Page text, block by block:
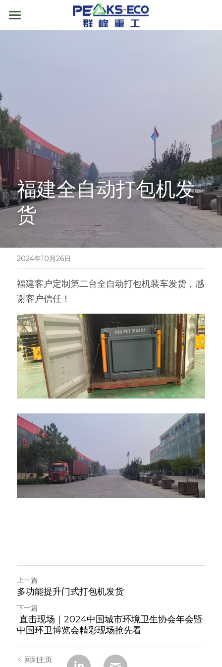
首页
水平式垃圾压缩设备
地理式垃圾压缩设备
垃圾压缩站房
竖式垃圾压缩中转站设备
磁选机
风选机
滚筒筛
碟选筛
撕碎机
单轴撕碎机
双轴撕碎机
输送机
螺旋输送机
皮带输送机
废旧家电拆解设备
矿泉水瓶回收处理设备
光伏板回收处理设备
废旧轮胎处理设备
新闻动态
视频中心
售后服务
联系我们
福建全自动打包机发
货
2024年10月26日
福建客户定制第二台全自动打包机装车发货，感
谢客户信任！
上一篇
多功能提升门式打包机发货
下一篇
直击现场｜2024中国城市环境卫生协会年会暨
中国环卫博览会精彩现场抢先看
回到主页